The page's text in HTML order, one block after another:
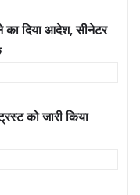
दिया आदेश, सीनेटर
को जारी किया